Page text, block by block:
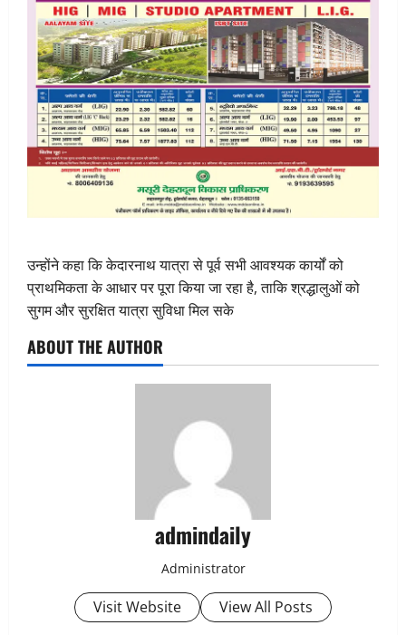
उन्होंने कहा कि केदारनाथ यात्रा से पूर्व सभी आवश्यक कार्यों को
प्राथमिकता के आधार पर पूरा किया जा रहा है, ताकि श्रद्धालुओं को
सुगम और सुरक्षित यात्रा सुविधा मिल सके
ABOUT THE AUTHOR
admindaily
Administrator
Visit Website View All Posts